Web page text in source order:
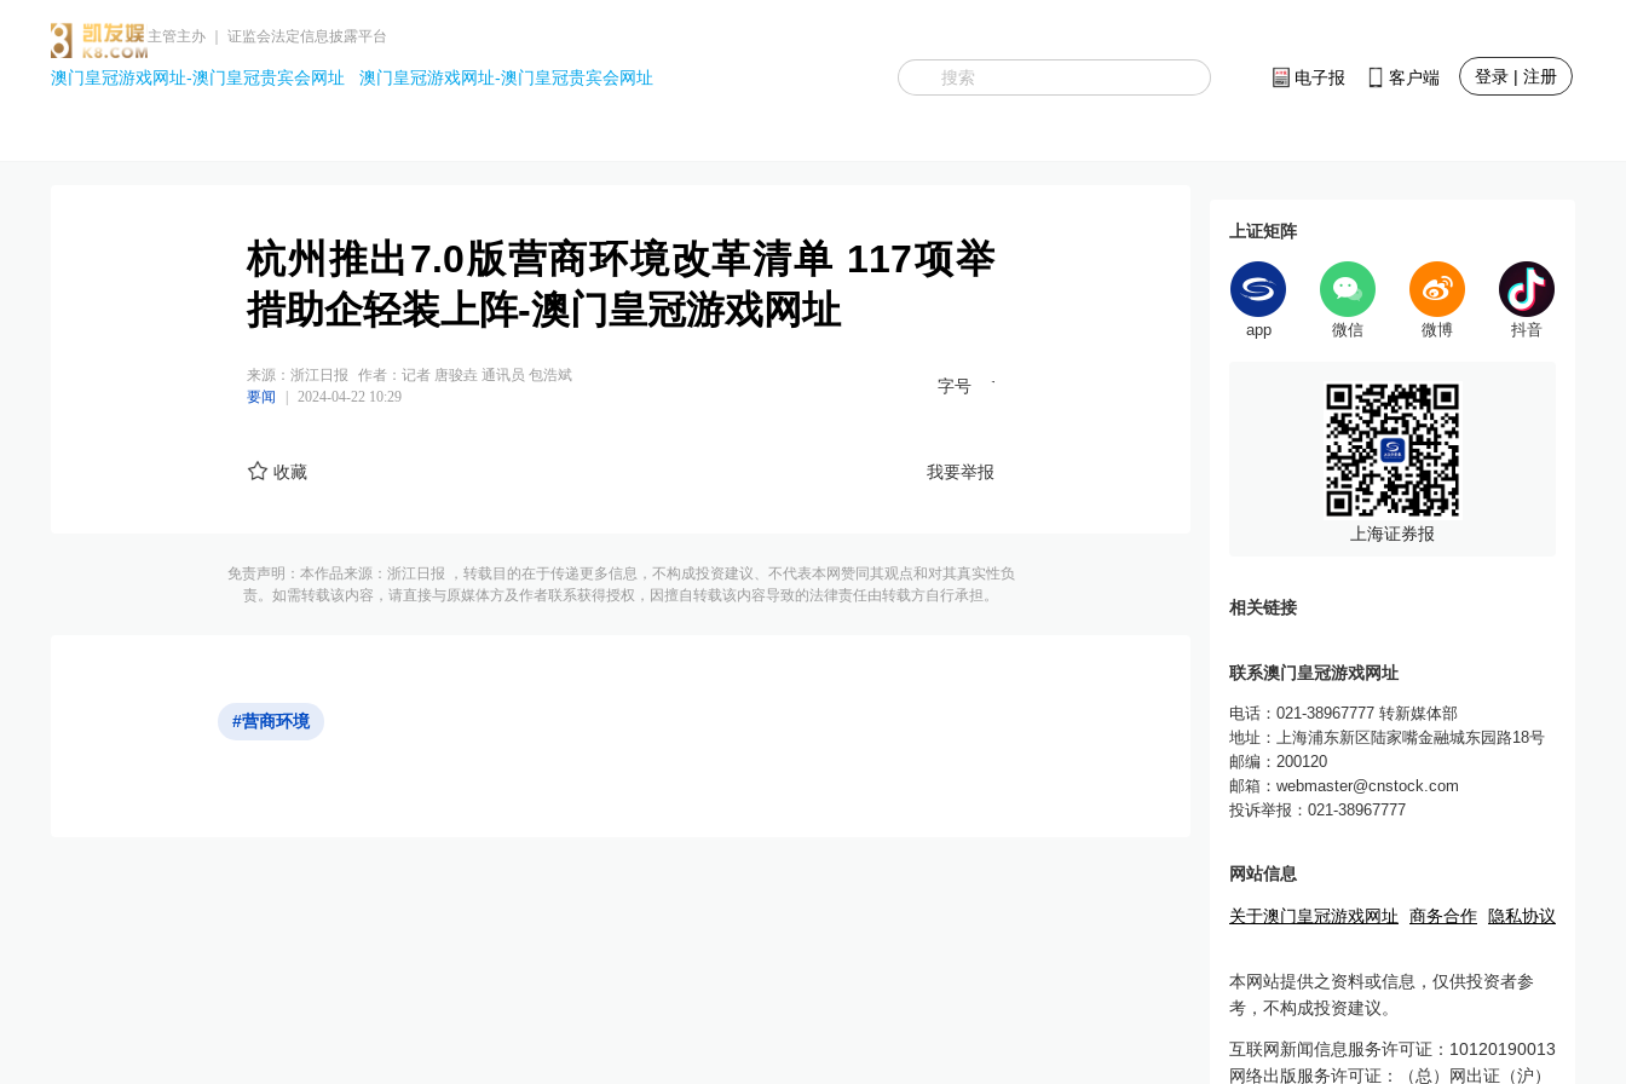
主管主办 ｜ 证监会法定信息披露平台
澳门皇冠游戏网址-澳门皇冠贵宾会网址 澳门皇冠游戏网址-澳门皇冠贵宾会网址 电子报 客户端 登录 | 注册
杭州推出7.0版营商环境改革清单 117项举
措助企轻装上阵-澳门皇冠游戏网址
来源：浙江日报
作者：记者 唐骏垚 通讯员 包浩斌
要闻
2024-04-22 10:29
字号
收藏 我要举报
免责声明：本作品来源：浙江日报 ，转载目的在于传递更多信息，不构成投资建议、不代表本网赞同其观点和对其真实性负
责。如需转载该内容，请直接与原媒体方及作者联系获得授权，因擅自转载该内容导致的法律责任由转载方自行承担。
#营商环境
上证矩阵
app 微信 微博 抖音
上海证券报
相关链接
联系澳门皇冠游戏网址
电话：021-38967777 转新媒体部
地址：上海浦东新区陆家嘴金融城东园路18号
邮编：200120
邮箱： webmaster@cnstock.com
投诉举报：021-38967777
网站信息
关于澳门皇冠游戏网址 商务合作 隐私协议
本网站提供之资料或信息，仅供投资者参
考，不构成投资建议。
互联网新闻信息服务许可证：10120190013
网络出版服务许可证：（总）网出证（沪）